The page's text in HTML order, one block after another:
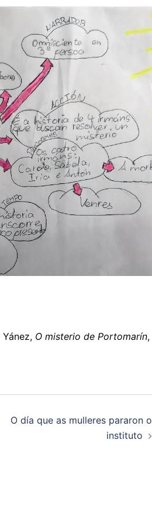
O misterio de Portomarín,
O día que as mulleres pararon o
instituto